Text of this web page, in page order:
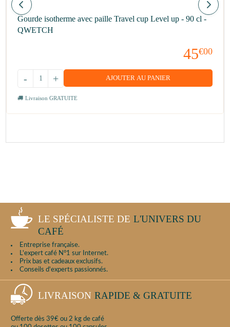
Gourde isotherme avec paille Travel cup Level up - 90 cl -
QWETCH
45€00
+
- AJOUTER AU PANIER
Livraison GRATUITE
LE SPÉCIALISTE DE L'UNIVERS DU
CAFÉ
Entreprise française.
L'expert café N°1 sur Internet.
Prix bas et cadeaux exclusifs.
Conseils d'experts passionnés.
LIVRAISON RAPIDE & GRATUITE
Offerte dès 39€ ou 2 kg de café